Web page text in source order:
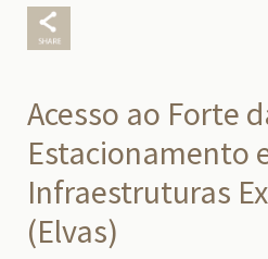
Acesso ao Forte
Estacionamento
Infraestruturas
(Elvas)